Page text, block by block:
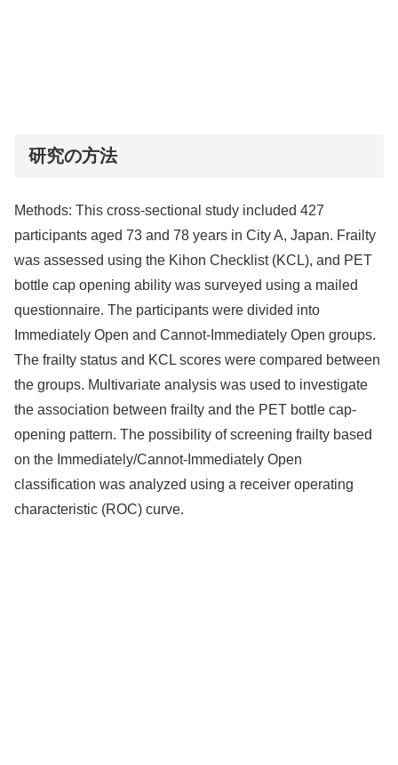
研究の方法
Methods: This cross-sectional study included 427
participants aged 73 and 78 years in City A, Japan. Frailty
was assessed using the Kihon Checklist (KCL), and PET
bottle cap opening ability was surveyed using a mailed
questionnaire. The participants were divided into
Immediately Open and Cannot-Immediately Open groups.
The frailty status and KCL scores were compared between
the groups. Multivariate analysis was used to investigate
the association between frailty and the PET bottle cap-
opening pattern. The possibility of screening frailty based
on the Immediately/Cannot-Immediately Open
classification was analyzed using a receiver operating
characteristic (ROC) curve.